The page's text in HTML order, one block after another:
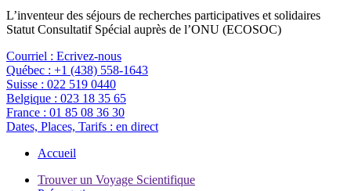
L’inventeur des séjours de recherches participatives et solidaires
Statut Consultatif Spécial auprès de l’ONU (ECOSOC)
Courriel : Ecrivez-nous
Québec : +1 (438) 558-1643
Suisse : 022 519 0440
Belgique : 023 18 35 65
France : 01 85 08 36 30
Dates, Places, Tarifs : en direct
Accueil
Trouver un Voyage Scientifique